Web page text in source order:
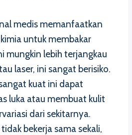
medis memanfaatkan
untuk membakar
mungkin lebih terjangkau
laser, ini sangat berisiko.
kuat ini dapat
luka atau membuat kulit
dari sekitarnya.
bekerja sama sekali,